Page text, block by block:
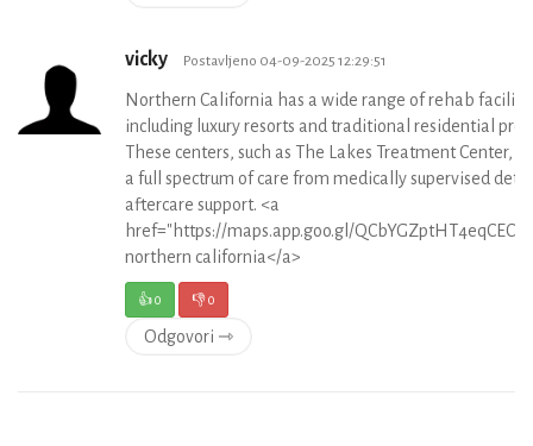
vicky Postavljeno 04-09-2025 12:29:51
Northern California has a wide range of rehab
including luxury resorts and traditional residential
These centers, such as The Lakes Treatment Center,
a full spectrum of care from medically supervised
aftercare support. <a
href="https://maps.app.goo.gl/
northern california</a>
👍0 👎0
Odgovori ⇾